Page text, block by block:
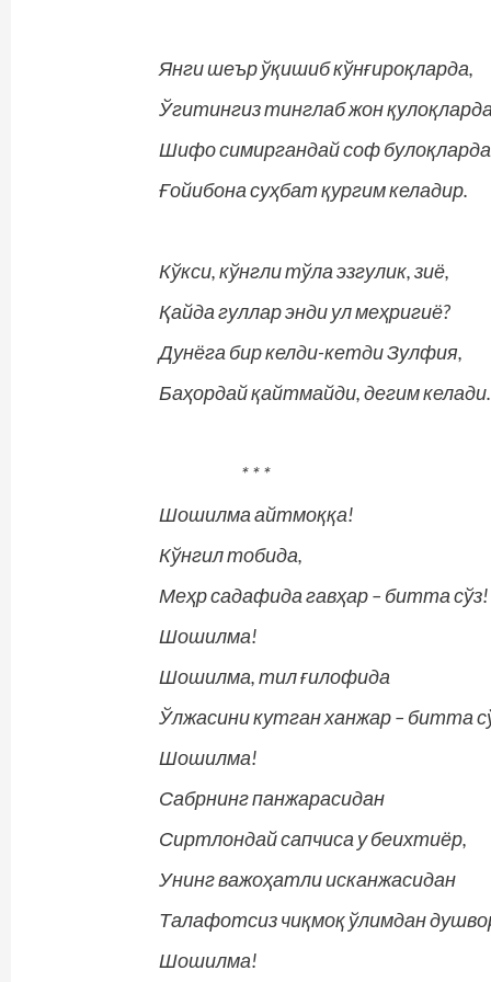
Янги шеър ўқишиб кўнғироқларда,
Ўгитингиз тинглаб жон
Шифо симиргандай соф
Ғойибона суҳбат қургим келадир.
Кўкси, кўнгли тўла эзгулик, зиё,
Қайда гуллар энди ул меҳригиё?
Дунёга бир келди-кетди Зулфия,
Баҳордай қайтмайди, дегим
* * *
Шошилма айтмоққа!
Кўнгил тобида,
Меҳр садафида гавҳар – битта сўз!
Шошилма!
Шошилма, тил ғилофида
Ўлжасини кутган ханжар – битта
Шошилма!
Сабрнинг панжарасидан
Сиртлондай сапчиса у беихтиёр,
Унинг важоҳатли исканжасидан
Талафотсиз чиқмоқ ўлимдан
Шошилма!